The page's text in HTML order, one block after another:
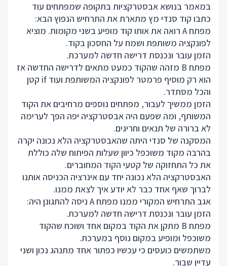
במאמר בנושא אבסטרקציות בתקופה שמפתחים עוד
כתבו קוד סנדי מץ מתארתאת התרחיש הנפוץ הבא:
מפתח A רואה את אותו קוד מופיע בשני מקומות. מוציא
לפונקציה משותפת ושמח על החסכון בקוד.
הזמן עובר ונכנסת דרישה חדשה למערכת.
מפתח B מזהה שהקוד כמעט מתאים לדרישה החדשה אז
הוא רק מוסיף פרמטר לפונקציה המשותפת ועוד if קטן
והכל מסתדר.
הזמן ממשיך לעבור, מפתחים נוספים מרחיבים את הקוד
המשותף, ומה שפעם היה אבסטרקציה יפה הפך לערימה
לא ברורה של תנאים וחריגים.
המסקנה של סנדי היתה שהאבסטרקציה הלא נכונה יקרה
בהרבה מקוד משוכפל כיוון שעלות הפיתוח שלה כוללת
את כל התחזוקה של קטעי הקוד המחוברים.
האבסטרקציה הלא נכונה יחד עם אינרציה הכניסה אותנו
לברוך שאף אחד כבר לא יודע איך לצאת ממנו.
אגב התרחיש המקורי ממנו מפתח A ניסה להתגונן היה:
הזמן עובר ונכנסת דרישה חדשה למערכת.
מפתח B מתקן את הקוד במקום אחד ושוכח שהקוד
משוכפל ומופיע במקום נוסף במערכת.
משתמשים כועסים כי עכשיו כפתור אחד מתנהג נכון ושני
עדיין שבור.